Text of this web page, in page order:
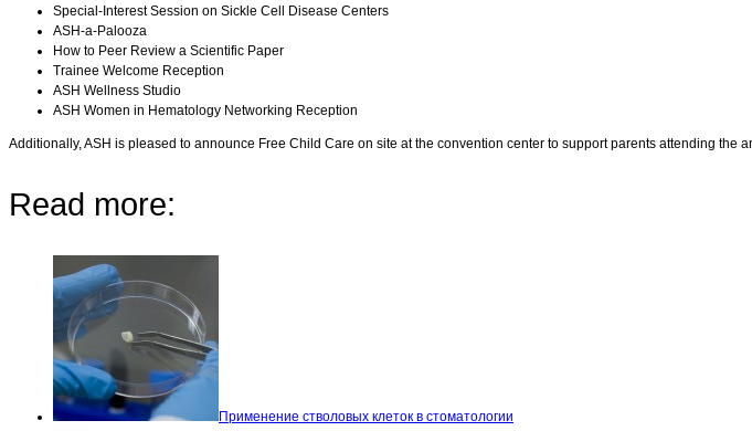
Special-Interest Session on Sickle Cell Disease Centers
ASH-a-Palooza
How to Peer Review a Scientific Paper
Trainee Welcome Reception
ASH Wellness Studio
ASH Women in Hematology Networking Reception
Additionally, ASH is pleased to announce Free Child Care on site at the convention center to support parents attending the
Read more:
Применение стволовых клеток в стоматологии